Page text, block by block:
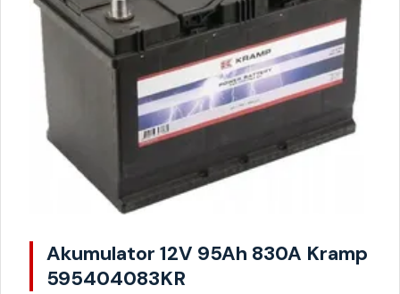
Akumulator 12V 95Ah 830A Kramp
595404083KR